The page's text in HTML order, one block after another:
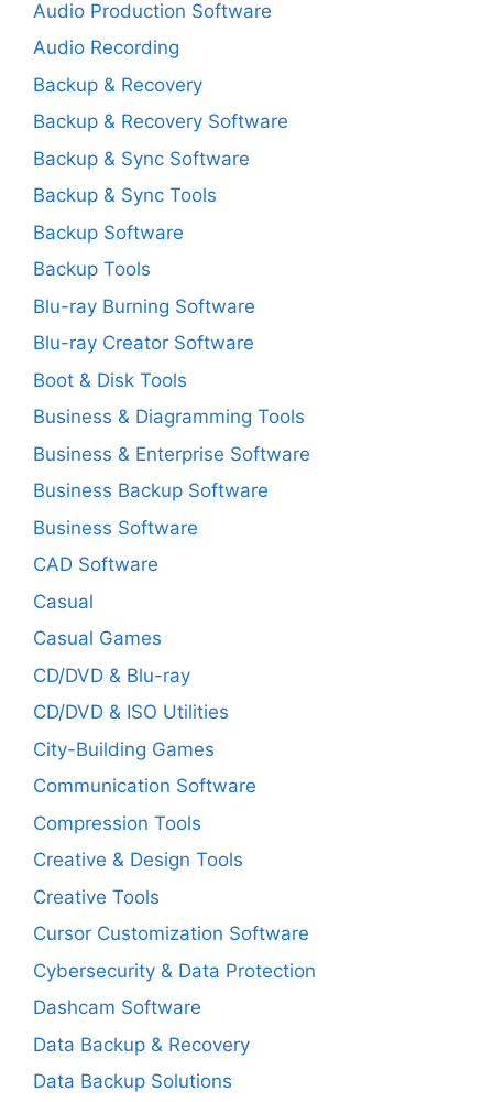
Audio Production Software
Audio Recording
Backup & Recovery
Backup & Recovery Software
Backup & Sync Software
Backup & Sync Tools
Backup Software
Backup Tools
Blu-ray Burning Software
Blu-ray Creator Software
Boot & Disk Tools
Business & Diagramming Tools
Business & Enterprise Software
Business Backup Software
Business Software
CAD Software
Casual
Casual Games
CD/DVD & Blu-ray
CD/DVD & ISO Utilities
City-Building Games
Communication Software
Compression Tools
Creative & Design Tools
Creative Tools
Cursor Customization Software
Cybersecurity & Data Protection
Dashcam Software
Data Backup & Recovery
Data Backup Solutions